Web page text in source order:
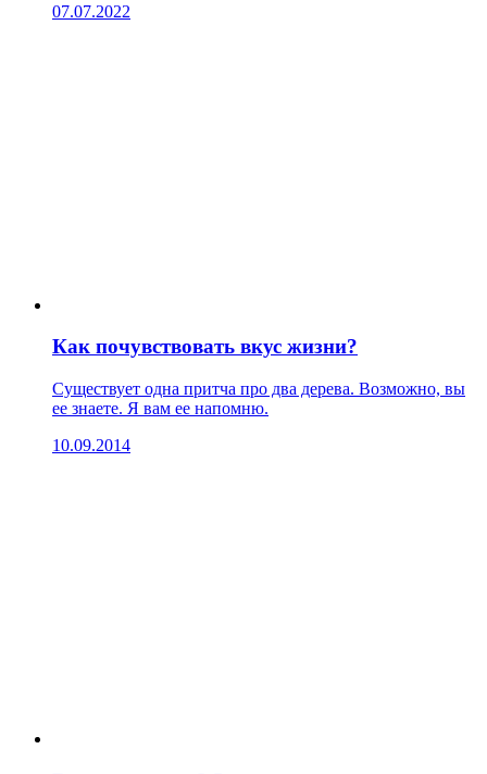
07.07.2022
Как почувствовать вкус жизни?
Существует одна притча про два дерева. Возможно, вы
ее знаете. Я вам ее напомню.
10.09.2014